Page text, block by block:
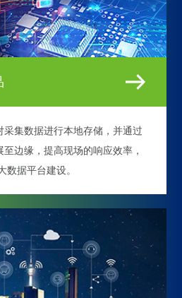
采集数据进行本地存储，并通过
边缘，提高现场的响应效率，
数据平台建设。